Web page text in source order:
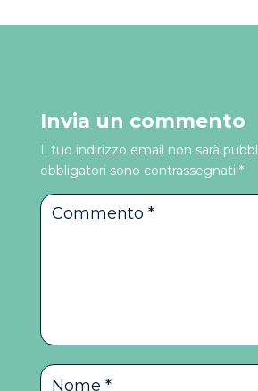
Invia un commento
Il tuo indirizzo email non sarà
obbligatori sono contrassegnati *